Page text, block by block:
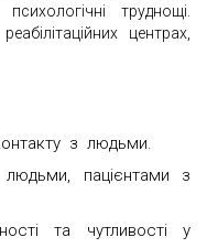
труднощі.
центрах,
з людьми.
людьми, пацієнтами з
та чутливості у